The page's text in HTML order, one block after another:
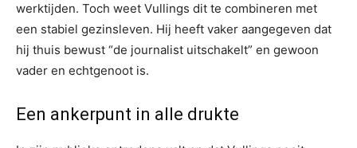
werktijden. Toch weet Vullings dit te combineren met
een stabiel gezinsleven. Hij heeft vaker aangegeven dat
hij thuis bewust “de journalist uitschakelt” en gewoon
vader en echtgenoot is.
Een ankerpunt in alle drukte